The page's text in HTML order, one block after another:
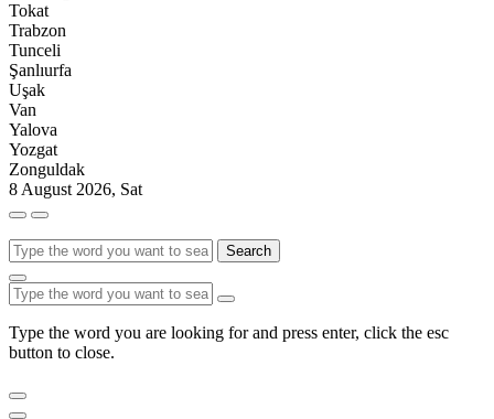
Tokat
Trabzon
Tunceli
Şanlıurfa
Uşak
Van
Yalova
Yozgat
Zonguldak
8 August 2026, Sat
Search
Type the word you are looking for and press enter, click the esc
button to close.